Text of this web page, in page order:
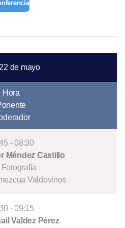
de mayo
Hora
- 08:30
Méndez Castillo
Valdovinos
- 09:15
Valdez Pérez